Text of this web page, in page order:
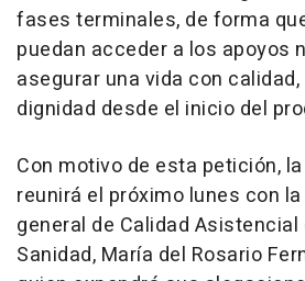
fases terminales, de forma
puedan acceder a los apoyos
asegurar una vida con
dignidad desde el inicio del
Con motivo de esta petición,
reunirá el próximo lunes con
general de Calidad
Sanidad, María del Rosario